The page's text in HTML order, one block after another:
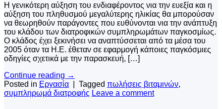
Η γενικότερη αύξηση του ενδιαφέροντος νια την ευεξία και η
αύξηση του πληθυσμού μεγαλύτερης ηλικίας θα μπορούσαν
να θεωρηθούν παράγοντες που ευθύνονται νια την ανάπτυξη
του κλάδου των διατροφικών συμπληρωμάτων παγκοσμίως.
Ο κλάδος έχει ξεκινήσει να αναπτύσσεται από τα μέσα του
2005 όταν τα Η.Ε. έθεταν σε εφαρμογή κάποιες παγκόσμιες
οδηγίες σχετικά με την παρασκευή, […]
Continue reading →
Posted in Εργασία Tagged πωλήσεις βιταμινών,
συμπληρωμά διατροφής Leave a comment